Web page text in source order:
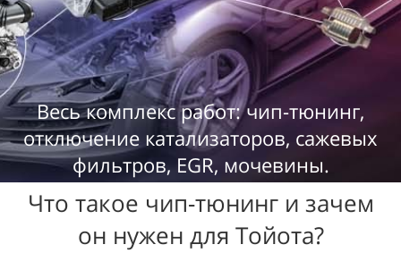
Весь комплекс работ: чип-тюнинг,
отключение катализаторов, сажевых
фильтров, EGR, мочевины.
Что такое чип-тюнинг и зачем
он нужен для Тойота?